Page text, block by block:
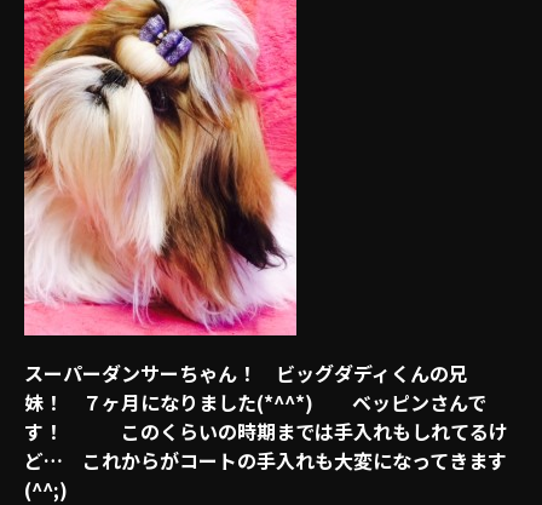
スーパーダンサーちゃん！ ビッグダディくんの兄
妹！ ７ヶ月になりました(*^^*) ベッピンさんで
す！ このくらいの時期までは手入れもしれてるけ
ど… これからがコートの手入れも大変になってきます
(^^;)